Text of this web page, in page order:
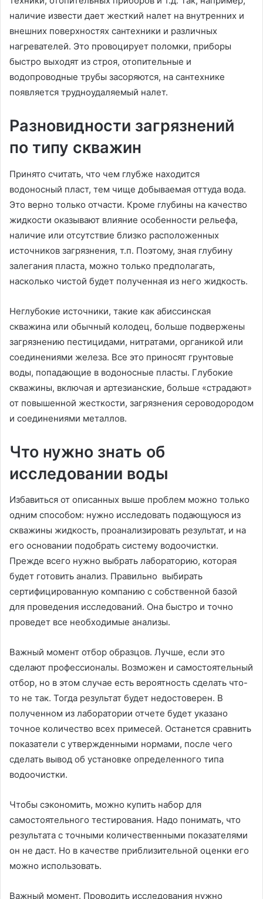
наличие извести дает жесткий налет на внутренних и
внешних поверхностях сантехники и различных
нагревателей. Это провоцирует поломки, приборы
быстро выходят из строя, отопительные и
водопроводные трубы засоряются, на сантехнике
появляется трудноудаляемый налет.
Разновидности загрязнений
по типу скважин
Принято считать, что чем глубже находится
водоносный пласт, тем чище добываемая оттуда вода.
Это верно только отчасти. Кроме глубины на качество
жидкости оказывают влияние особенности рельефа,
наличие или отсутствие близко расположенных
источников загрязнения, т.п. Поэтому, зная глубину
залегания пласта, можно только предполагать,
насколько чистой будет полученная из него жидкость.
Неглубокие источники, такие как абиссинская
скважина или обычный колодец, больше подвержены
загрязнению пестицидами, нитратами, органикой или
соединениями железа. Все это приносят грунтовые
воды, попадающие в водоносные пласты. Глубокие
скважины, включая и артезианские, больше «страдают»
от повышенной жесткости, загрязнения сероводородом
и соединениями металлов.
Что нужно знать об
исследовании воды
Избавиться от описанных выше проблем можно только
одним способом: нужно исследовать подающуюся из
скважины жидкость, проанализировать результат, и на
его основании подобрать систему водоочистки.
Прежде всего нужно выбрать лабораторию, которая
будет готовить анализ. Правильно выбирать
сертифицированную компанию с собственной базой
для проведения исследований. Она быстро и точно
проведет все необходимые анализы.
Важный момент отбор образцов. Лучше, если это
сделают профессионалы. Возможен и самостоятельный
отбор, но в этом случае есть вероятность сделать что-
то не так. Тогда результат будет недостоверен. В
полученном из лаборатории отчете будет указано
точное количество всех примесей. Останется сравнить
показатели с утвержденными нормами, после чего
сделать вывод об установке определенного типа
водоочистки.
Чтобы сэкономить, можно купить набор для
самостоятельного тестирования. Надо понимать, что
результата с точными количественными показателями
он не даст. Но в качестве приблизительной оценки его
можно использовать.
Важный момент. Проводить исследования нужно